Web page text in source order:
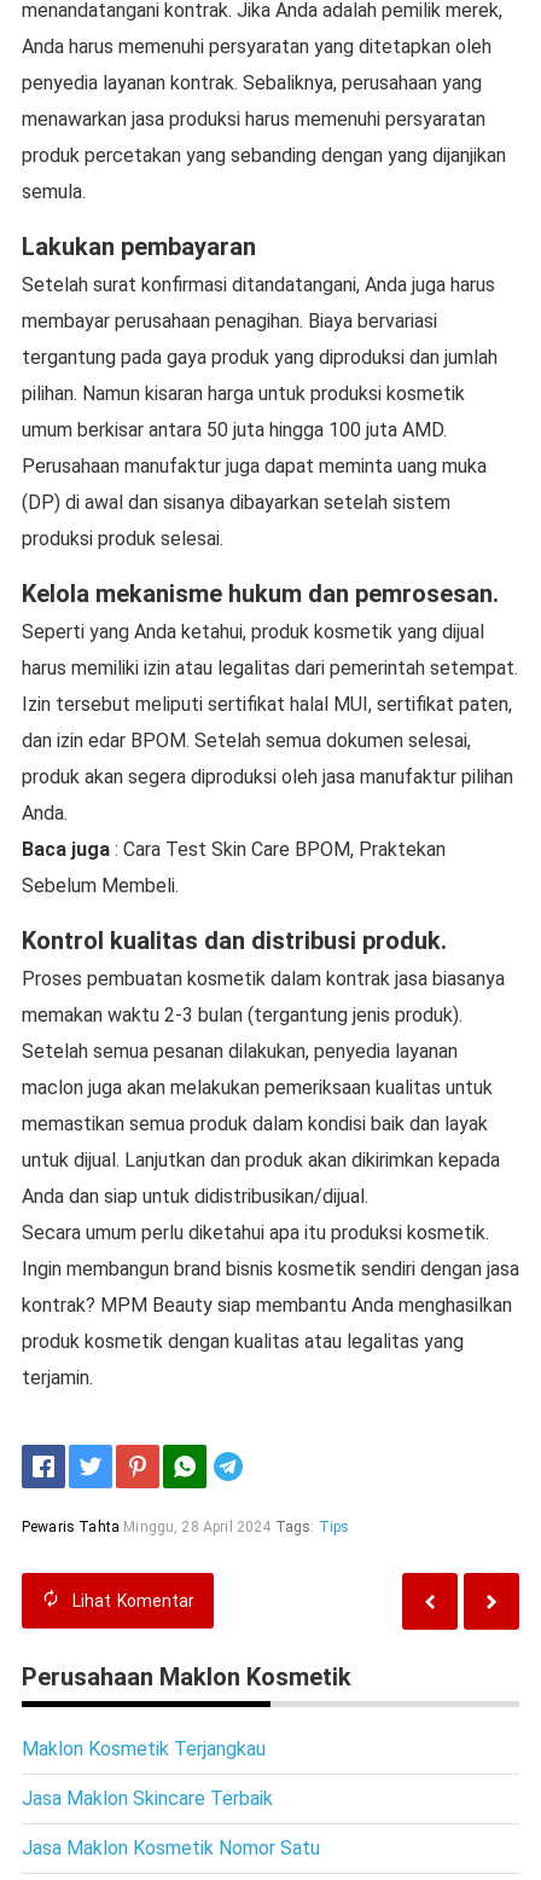
menandatangani kontrak. Jika Anda adalah pemilik merek,
Anda harus memenuhi persyaratan yang ditetapkan oleh
penyedia layanan kontrak. Sebaliknya, perusahaan yang
menawarkan jasa produksi harus memenuhi persyaratan
produk percetakan yang sebanding dengan yang dijanjikan
semula.
Lakukan pembayaran
Setelah surat konfirmasi ditandatangani, Anda juga harus
membayar perusahaan penagihan. Biaya bervariasi
tergantung pada gaya produk yang diproduksi dan jumlah
pilihan. Namun kisaran harga untuk produksi kosmetik
umum berkisar antara 50 juta hingga 100 juta AMD.
Perusahaan manufaktur juga dapat meminta uang muka
(DP) di awal dan sisanya dibayarkan setelah sistem
produksi produk selesai.
Kelola mekanisme hukum dan pemrosesan.
Seperti yang Anda ketahui, produk kosmetik yang dijual
harus memiliki izin atau legalitas dari pemerintah setempat.
Izin tersebut meliputi sertifikat halal MUI, sertifikat paten,
dan izin edar BPOM. Setelah semua dokumen selesai,
produk akan segera diproduksi oleh jasa manufaktur pilihan
Anda.
Baca juga: Cara Test Skin Care BPOM, Praktekan
Sebelum Membeli.
Kontrol kualitas dan distribusi produk.
Proses pembuatan kosmetik dalam kontrak jasa biasanya
memakan waktu 2-3 bulan (tergantung jenis produk).
Setelah semua pesanan dilakukan, penyedia layanan
maclon juga akan melakukan pemeriksaan kualitas untuk
memastikan semua produk dalam kondisi baik dan layak
untuk dijual. Lanjutkan dan produk akan dikirimkan kepada
Anda dan siap untuk didistribusikan/dijual.
Secara umum perlu diketahui apa itu produksi kosmetik.
Ingin membangun brand bisnis kosmetik sendiri dengan jasa
kontrak? MPM Beauty siap membantu Anda menghasilkan
produk kosmetik dengan kualitas atau legalitas yang
terjamin.
Pewaris Tahta Minggu, 28 April 2024 Tags: Tips
Lihat Komentar
Perusahaan Maklon Kosmetik
Maklon Kosmetik Terjangkau
Jasa Maklon Skincare Terbaik
Jasa Maklon Kosmetik Nomor Satu